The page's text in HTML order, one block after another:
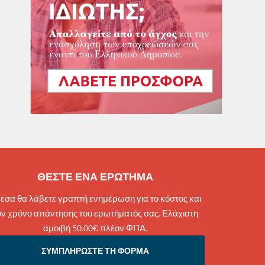
ΘΕΣΤΕ ΕΝΑ ΕΡΩΤΗΜΑ
θα λάβετε γραπτή ενημέρωση για το κόστος και
χρόνο απάντησης του ερωτήματός σας. Ελάχιστη
αμοιβή 50.00€ πλέον ΦΠΑ.
ΣΥΜΠΛΗΡΩΣΤΕ ΤΗ ΦΟΡΜΑ